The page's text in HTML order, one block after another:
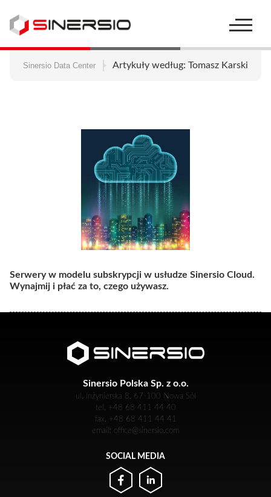
Szukaj:
Sinersio Data Center Artykuły według: Tomasz Karski
Serwery w modelu subskrypcji w usłudze Sinersio Cloud.
Wynajmij i płać za to, czego używasz.
Sinersio Polska Sp. z o.o.
ul. Inżynierska 8, 67-100 Nowa Sól
tel. +48 68 411 44 40
fax. +48 68 411 44 41
email: office@sinersio.com
SOCIAL MEDIA